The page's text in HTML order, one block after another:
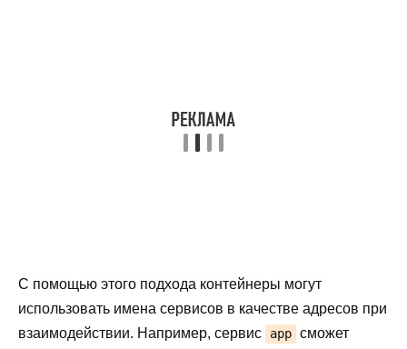
С помощью этого подхода контейнеры могут
использовать имена сервисов в качестве адресов при
взаимодействии. Например, сервис
app сможет